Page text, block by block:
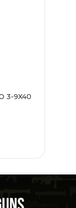
3-9X40